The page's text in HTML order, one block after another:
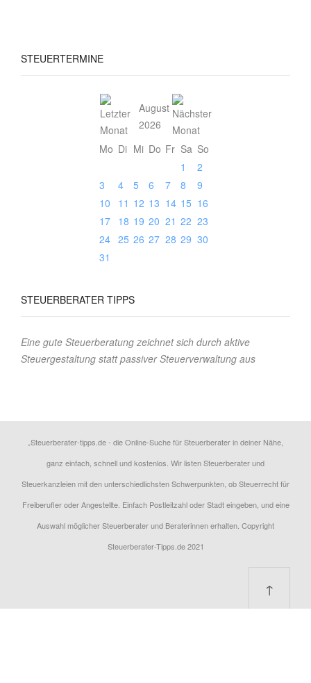
STEUERTERMINE
August
2026
Mo Di Mi Do Fr Sa So
1
2
3
4 5 6 7 8
9
10
11 12 13 14 15 16
17
18 19 20 21 22 23
24 25 26 27 28 29 30
31
STEUERBERATER TIPPS
Eine gute Steuerberatung zeichnet sich durch aktive
Steuergestaltung statt passiver Steuerverwaltung aus
„Steuerberater-tipps.de - die Online-Suche für Steuerberater in deiner Nähe,
ganz einfach, schnell und kostenlos. Wir listen Steuerberater und
Steuerkanzleien mit den unterschiedlichsten Schwerpunkten, ob Steuerrecht für
Freiberufler oder Angestellte. Einfach Postleitzahl oder Stadt eingeben, und eine
Auswahl möglicher Steuerberater und Beraterinnen erhalten. Copyright
Steuerberater-Tipps.de 2021
↑